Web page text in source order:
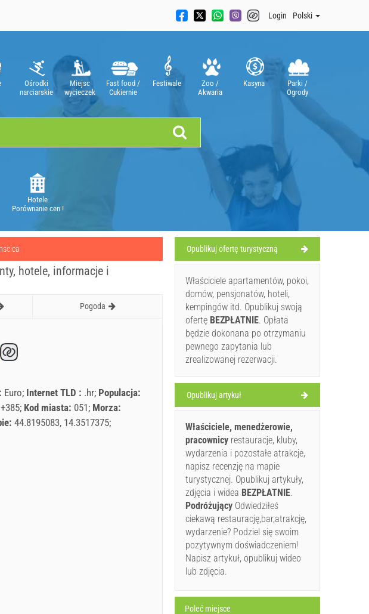
Login Polski
Ośrodki
narciarskie
Miejsc
wycieczek
Fast food /
Cukiernie
Festiwale
Zoo /
Akwaria
Kasyna
Parki /
Ogrody
Hotele
Porównanie cen !
hotele, informacje i
Pogoda
Euro Internet TLD : .hr Populacja:
+385 Kod miasta: 051 Morza:
44.8195083, 14.3517375
Opublikuj ofertę turystyczną
Właściciele apartamentów, pokoi,
domów, pensjonatów, hoteli,
kempingów itd. Opublikuj swoją
ofertę BEZPŁATNIE. Opłata
będzie dokonana po otrzymaniu
pewnego zapytania lub
zrealizowanej rezerwacji.
Opublikuj artykuł
Właściciele, menedżerowie,
pracownicy restauracje, kluby,
wydarzenia i pozostałe atrakcje,
napisz recenzję na mapie
turystycznej. Opublikuj artykuły,
zdjęcia i widea BEZPŁATNIE.
Podróżujący Odwiedziłeś
ciekawą restaurację,bar,atrakcję,
wydarzenie? Podziel się swoim
pozytywnym doświadczeniem!
Napisz artykuł, opublikuj wideo
lub zdjęcia.
Poleć miejsce